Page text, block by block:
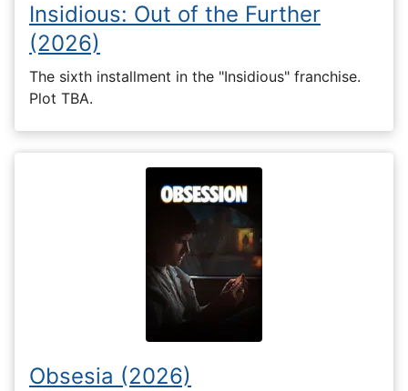
Insidious: Out of the Further
(2026)
The sixth installment in the "Insidious" franchise.
Plot TBA.
Obsesia (2026)